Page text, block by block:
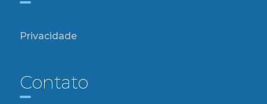
Privacidade
Contato